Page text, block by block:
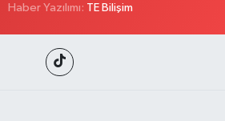
Haber Yazılımı: TE Bilişim